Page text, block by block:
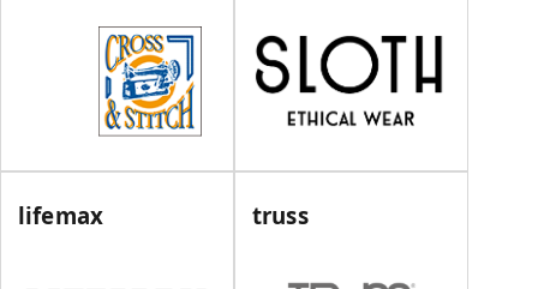
lifemax truss